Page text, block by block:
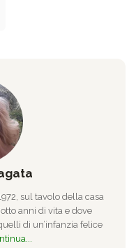
sul tavolo della casa
anni di vita e dove
di un’infanzia felice